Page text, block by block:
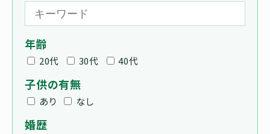
年齢
20代 30代 40代
子供の有無
あり なし
婚歴